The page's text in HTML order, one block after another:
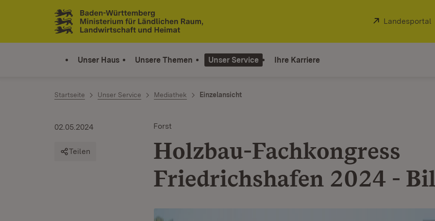
Zum Inhalt springen
Link zur Startseite
Extern:
Landesportal
Unser Haus Unsere Themen Unser Service Ihre Karriere
Startseite Unser Service Mediathek Einzelansicht
Forst
Holzbau-Fachkongress
Friedrichshafen 2024 -
02.05.2024
Teilen